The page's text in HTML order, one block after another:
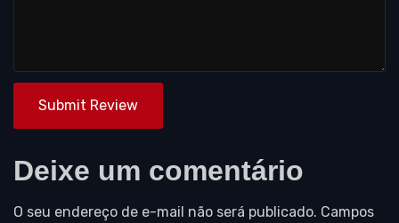
Submit Review
Deixe um comentário
O seu endereço de e-mail não será publicado. Campos